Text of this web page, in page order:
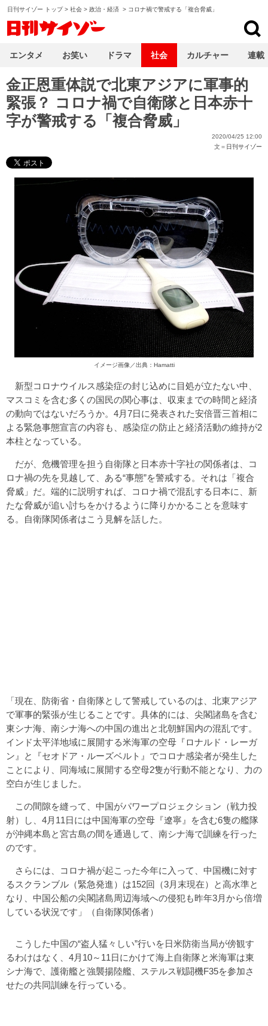
日刊サイゾー トップ> 社会 > 政治・経済 > コロナ禍で警戒する「複合脅威」
金正恩重体説で北東アジアに軍事的
緊張？ コロナ禍で自衛隊と日本赤十
字が警戒する「複合脅威」
2020/04/25 12:00
文＝ 日刊サイゾー
イメージ画像／出典：Hamatti
新型コロナウイルス感染症の封じ込めに目処が立たない中、
マスコミを含む多くの国民の関心事は、収束までの時間と経済
の動向ではないだろうか。4月7日に発表された安倍晋三首相に
よる緊急事態宣言の内容も、感染症の防止と経済活動の維持が2
本柱となっている。
だが、危機管理を担う自衛隊と日本赤十字社の関係者は、コ
ロナ禍の先を見越して、ある“事態”を警戒する。それは「複合
脅威」だ。端的に説明すれば、コロナ禍で混乱する日本に、新
たな脅威が追い討ちをかけるように降りかかることを意味す
る。自衛隊関係者はこう見解を話した。
「現在、防衛省・自衛隊として警戒しているのは、北東アジア
で軍事的緊張が生じることです。具体的には、尖閣諸島を含む
東シナ海、南シナ海への中国の進出と北朝鮮国内の混乱です。
インド太平洋地域に展開する米海軍の空母『ロナルド・レーガ
ン』と『セオドア・ルーズベルト』でコロナ感染者が発生した
ことにより、同海域に展開する空母2隻が行動不能となり、力の
空白が生じました。
この間隙を縫って、中国がパワープロジェクション（戦力投
射）し、4月11日には中国海軍の空母『遼寧』を含む6隻の艦隊
が沖縄本島と宮古島の間を通過して、南シナ海で訓練を行った
のです。
さらには、コロナ禍が起こった今年に入って、中国機に対す
るスクランブル（緊急発進）は152回（3月末現在）と高水準と
なり、中国公船の尖閣諸島周辺海域への侵犯も昨年3月から倍増
している状況です」（自衛隊関係者）
こうした中国の“盗人猛々しい”行いを日米防衛当局が傍観す
るわけはなく、4月10～11日にかけて海上自衛隊と米海軍は東
シナ海で、護衛艦と強襲揚陸艦、ステルス戦闘機F35を参加さ
せたの共同訓練を行っている。
エンタメ お笑い ドラマ 社会 カルチャー 連載